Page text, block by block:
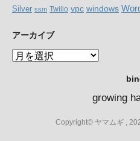
Silver ssm Twilio vpc windows
アーカイブ
ア
growing
Copyright© ヤマムギ ,